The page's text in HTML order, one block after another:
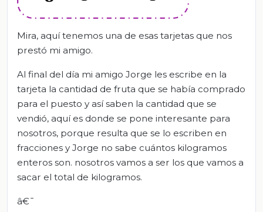
Mira, aquí tenemos una de esas tarjetas que nos
prestó mi amigo.
Al final del día mi amigo Jorge les escribe en la
tarjeta la cantidad de fruta que se había comprado
para el puesto y así saben la cantidad que se
vendió, aquí es donde se pone interesante para
nosotros, porque resulta que se lo escriben en
fracciones y Jorge no sabe cuántos kilogramos
enteros son. nosotros vamos a ser los que vamos a
sacar el total de kilogramos.
â€¯